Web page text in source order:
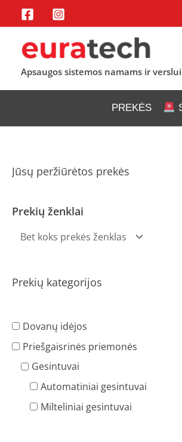
Pereiti
prie
turinio
Apsaugos sistemos namams ir verslui
PREKĖS
Jūsų peržiūrėtos prekės
Prekių ženklai
Prekių kategorijos
Dovanų idėjos
Priešgaisrinės priemonės
Gesintuvai
Automatiniai gesintuvai
Milteliniai gesintuvai